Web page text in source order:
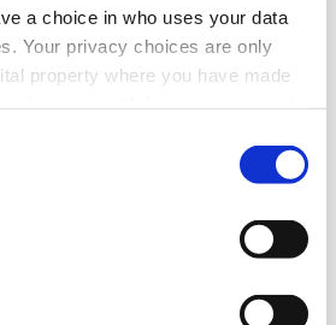
a choice in who uses your data
Your privacy choices are only
property where you have made
your personal data is processed
in the
content and ads, to
Pr
startade 2023 som en pa-
Nu tar byrån en ny position
Sveriges första